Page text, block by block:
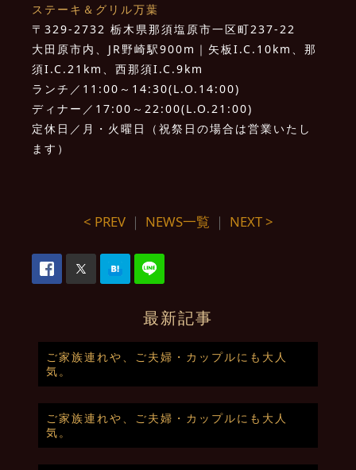
ステーキ＆グリル万葉
〒329-2732 栃木県那須塩原市一区町237-22
大田原市内、JR野崎駅900m｜矢板I.C.10km、那
須I.C.21km、西那須I.C.9km
ランチ／11:00～14:30(L.O.14:00)
ディナー／17:00～22:00(L.O.21:00)
定休日／月・火曜日（祝祭日の場合は営業いたし
ます）
< PREV｜ NEWS一覧 ｜ NEXT >
最新記事
ご家族連れや、ご夫婦・カップルにも大人
気。
ご家族連れや、ご夫婦・カップルにも大人
気。